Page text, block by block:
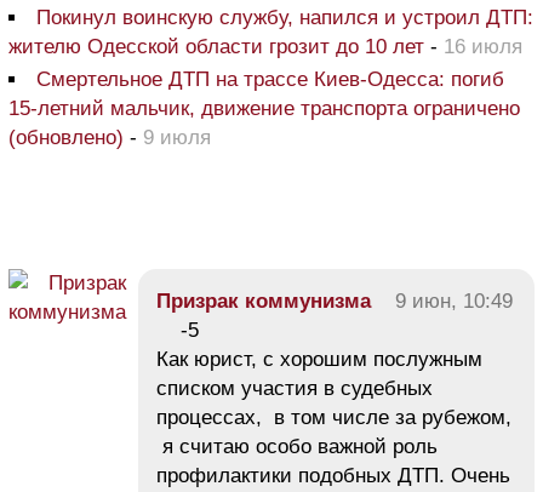
Покинул воинскую службу, напился и устроил ДТП:
жителю Одесской области грозит до 10 лет - 16 июля
Смертельное ДТП на трассе Киев-Одесса: погиб
15-летний мальчик, движение транспорта ограничено
(обновлено) - 9 июля
Призрак коммунизма
9 июн, 10:49
-5
Как юрист, с хорошим послужным
списком участия в судебных
процессах, в том числе за рубежом,
я считаю особо важной роль
профилактики подобных ДТП. Очень